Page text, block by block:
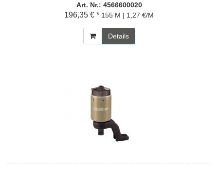
Art. Nr.: 4566600020
196,35 € * 155 M | 1,27 €/M
Details